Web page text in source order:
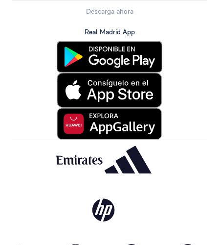
Descarga ahora
Real Madrid App